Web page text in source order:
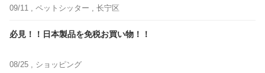
09/11 , ペットシッター , 长宁区
必見！！日本製品を免税お買い物！！
08/25 , ショッピング